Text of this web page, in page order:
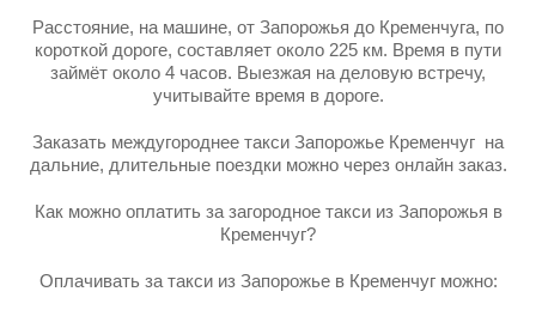
Расстояние, на машине, от Запорожья до Кременчуга, по
короткой дороге, составляет около 225 км. Время в пути
займёт около 4 часов. Выезжая на деловую встречу,
учитывайте время в дороге.
Заказать междугороднее такси Запорожье Кременчуг на
дальние, длительные поездки можно через онлайн заказ.
Как можно оплатить за загородное такси из Запорожья в
Кременчуг?
Оплачивать за такси из Запорожье в Кременчуг можно: